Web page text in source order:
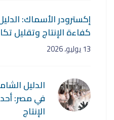
إكسترودر الأسماك:
كفاءة الإنتاج وتقليل
13 يوليو، 2026
الدليل
في مصر:
الإنتاج